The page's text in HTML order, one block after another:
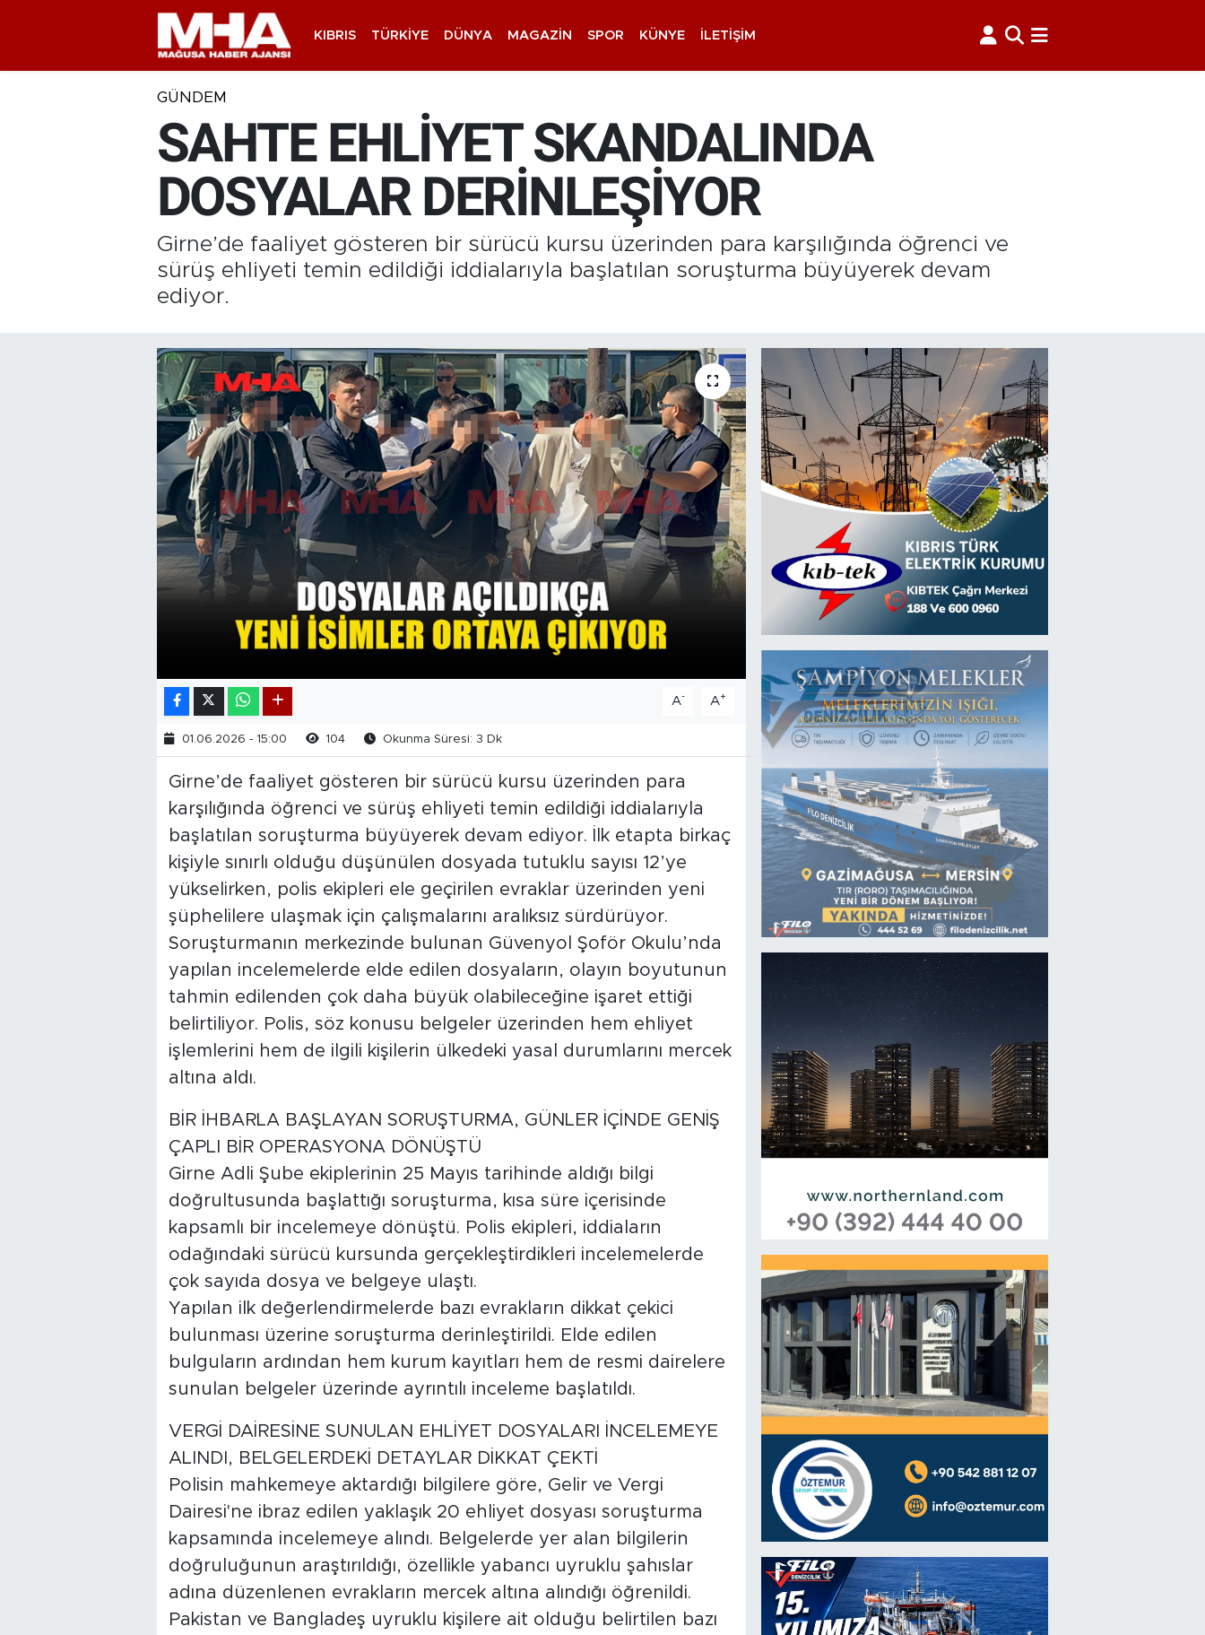
KIBRIS TÜRKIYE DÜNYA MAGAZIN SPOR KÜNYE İLETIŞIM
GÜNDEM
SAHTE EHLİYET SKANDALINDA
DOSYALAR DERİNLEŞİYOR
Girne’de faaliyet gösteren bir sürücü kursu üzerinden para karşılığında öğrenci ve
sürüş ehliyeti temin edildiği iddialarıyla başlatılan soruşturma büyüyerek devam
ediyor.
A- A+
01.06.2026 - 15:00 104 Okunma Süresi: 3 Dk
Girne’de faaliyet gösteren bir sürücü kursu üzerinden para
karşılığında öğrenci ve sürüş ehliyeti temin edildiği iddialarıyla
başlatılan soruşturma büyüyerek devam ediyor. İlk etapta birkaç
kişiyle sınırlı olduğu düşünülen dosyada tutuklu sayısı 12’ye
yükselirken, polis ekipleri ele geçirilen evraklar üzerinden yeni
şüphelilere ulaşmak için çalışmalarını aralıksız sürdürüyor.
Soruşturmanın merkezinde bulunan Güvenyol Şoför Okulu’nda
yapılan incelemelerde elde edilen dosyaların, olayın boyutunun
tahmin edilenden çok daha büyük olabileceğine işaret ettiği
belirtiliyor. Polis, söz konusu belgeler üzerinden hem ehliyet
işlemlerini hem de ilgili kişilerin ülkedeki yasal durumlarını mercek
altına aldı.
BİR İHBARLA BAŞLAYAN SORUŞTURMA, GÜNLER İÇİNDE GENİŞ
ÇAPLI BİR OPERASYONA DÖNÜŞTÜ
Girne Adli Şube ekiplerinin 25 Mayıs tarihinde aldığı bilgi
doğrultusunda başlattığı soruşturma, kısa süre içerisinde
kapsamlı bir incelemeye dönüştü. Polis ekipleri, iddiaların
odağındaki sürücü kursunda gerçekleştirdikleri incelemelerde
çok sayıda dosya ve belgeye ulaştı.
Yapılan ilk değerlendirmelerde bazı evrakların dikkat çekici
bulunması üzerine soruşturma derinleştirildi. Elde edilen
bulguların ardından hem kurum kayıtları hem de resmi dairelere
sunulan belgeler üzerinde ayrıntılı inceleme başlatıldı.
VERGİ DAİRESİNE SUNULAN EHLİYET DOSYALARI İNCELEMEYE
ALINDI, BELGELERDEKİ DETAYLAR DİKKAT ÇEKTİ
Polisin mahkemeye aktardığı bilgilere göre, Gelir ve Vergi
Dairesi'ne ibraz edilen yaklaşık 20 ehliyet dosyası soruşturma
kapsamında incelemeye alındı. Belgelerde yer alan bilgilerin
doğruluğunun araştırıldığı, özellikle yabancı uyruklu şahıslar
adına düzenlenen evrakların mercek altına alındığı öğrenildi.
Pakistan ve Bangladeş uyruklu kişilere ait olduğu belirtilen bazı